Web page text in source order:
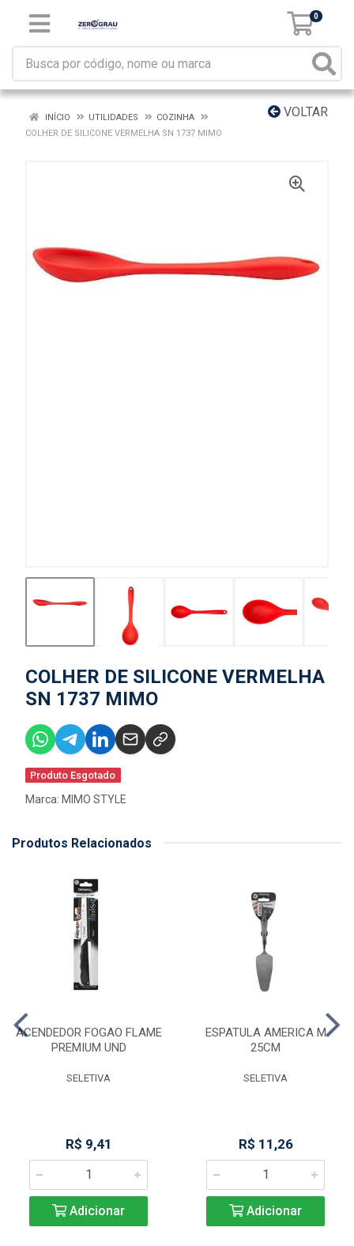
0
VOLTAR
INÍCIO UTILIDADES
COZINHA
COLHER DE SILICONE VERMELHA SN 1737 MIMO
COLHER DE SILICONE VERMELHA
SN 1737 MIMO
Produto Esgotado
Marca: MIMO STYLE
Produtos Relacionados
ACENDEDOR FOGAO FLAME
PREMIUM UND
SELETIVA
R$ 9,41
Adicionar
ESPATULA AMERICA M
25CM
SELETIVA
R$ 11,26
Adicionar